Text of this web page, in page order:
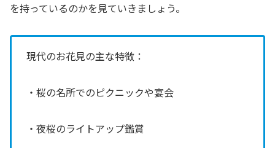
を持っているのかを見ていきましょう。
現代のお花見の主な特徴：
・桜の名所でのピクニックや宴会
・夜桜のライトアップ鑑賞